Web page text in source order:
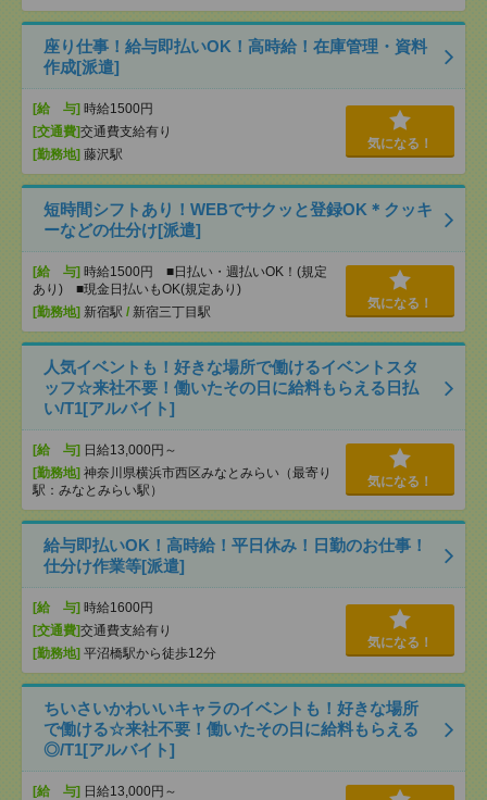
座り仕事！給与即払いOK！高時給！在庫管理・資料
作成[派遣]
[給 与] 時給1500円
[交通費]交通費支給有り
[勤務地] 藤沢駅
気になる！
短時間シフトあり！WEBでサクッと登録OK＊クッキ
ーなどの仕分け[派遣]
[給 与] 時給1500円 ■日払い・週払いOK！(規定
あり) ■現金日払いもOK(規定あり)
[勤務地] 新宿駅 / 新宿三丁目駅
気になる！
人気イベントも！好きな場所で働けるイベントスタ
ッフ☆来社不要！働いたその日に給料もらえる日払
い/T1[アルバイト]
[給 与] 日給13,000円～
[勤務地] 神奈川県横浜市西区みなとみらい（最寄り
駅：みなとみらい駅）
気になる！
給与即払いOK！高時給！平日休み！日勤のお仕事！
仕分け作業等[派遣]
[給 与] 時給1600円
[交通費]交通費支給有り
[勤務地] 平沼橋駅から徒歩12分
気になる！
ちいさいかわいいキャラのイベントも！好きな場所
で働ける☆来社不要！働いたその日に給料もらえる
◎/T1[アルバイト]
[給 与] 日給13,000円～